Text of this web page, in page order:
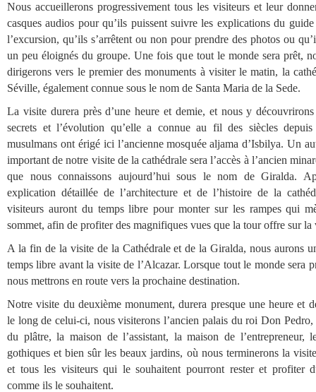
Nous accueillerons progressivement tous les visiteurs et leur
casques audios pour qu’ils puissent suivre les explications du guide
l’excursion, qu’ils s’arrêtent ou non pour prendre des photos ou
un peu éloignés du groupe. Une fois que tout le monde sera prêt,
dirigerons vers le premier des monuments à visiter le matin, la
Séville, également connue sous le nom de Santa Maria de la Sede.
La visite durera près d’une heure et demie, et nous y
secrets et l’évolution qu’elle a connue au fil des siècles
musulmans ont érigé ici l’ancienne mosquée aljama d’Isbilya. Un
important de notre visite de la cathédrale sera l’accès à l’ancien
que nous connaissons aujourd’hui sous le nom de Giralda.
explication détaillée de l’architecture et de l’histoire de la
visiteurs auront du temps libre pour monter sur les rampes qui
sommet, afin de profiter des magnifiques vues que la tour offre sur la
A la fin de la visite de la Cathédrale et de la Giralda, nous aurons
temps libre avant la visite de l’Alcazar. Lorsque tout le monde sera
nous mettrons en route vers la prochaine destination.
Notre visite du deuxième monument, durera presque une heure et
le long de celui-ci, nous visiterons l’ancien palais du roi Don Pedro,
du plâtre, la maison de l’assistant, la maison de l’entrepreneur,
gothiques et bien sûr les beaux jardins, où nous terminerons la
et tous les visiteurs qui le souhaitent pourront rester et profiter
comme ils le souhaitent.